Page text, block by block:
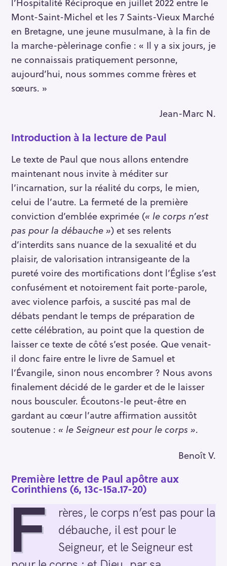
Mont-Saint-Michel et les 7 Saints-Vieux Marché
en Bretagne, une jeune musulmane, à la fin de
la marche-pèlerinage confie : « Il y a six jours, je
ne connaissais pratiquement personne,
aujourd’hui, nous sommes comme frères et
sœurs. »
Jean-Marc N.
Introduction à la lecture de Paul
Le texte de Paul que nous allons entendre
maintenant nous invite à méditer sur
l’incarnation, sur la réalité du corps, le mien,
celui de l’autre. La fermeté de la première
conviction d’emblée exprimée (« le corps n’est
pas pour la débauche ») et ses relents
d’interdits sans nuance de la sexualité et du
plaisir, de valorisation intransigeante de la
pureté voire des mortifications dont l’Église s’est
confusément et notoirement fait porte-parole,
avec violence parfois, a suscité pas mal de
débats pendant le temps de préparation de
cette célébration, au point que la question de
laisser ce texte de côté s’est posée. Que venait-
il donc faire entre le livre de Samuel et
l’Évangile, sinon nous encombrer ? Nous avons
finalement décidé de le garder et de le laisser
nous bousculer. Écoutons-le peut-être en
gardant au cœur l’autre affirmation aussitôt
soutenue : « le Seigneur est pour le corps ».
Benoît V.
Première lettre de Paul apôtre aux
Corinthiens (6, 13c-15a.17-20)
F
rères, le corps n’est pas pour la
débauche, il est pour le
Seigneur, et le Seigneur est
S
a